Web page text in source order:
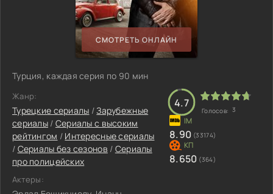
СМОТРЕТЬ ОНЛАЙН
Турция, каждая серия по 90 мин
Жанр:
Турецкие сериалы /Зарубежные
сериалы/ Сериалы с высоким
рейтингом / Интересные сериалы
/ Сериалы без сезонов / Сериалы
про полицейских
Актеры:
4.7
Голосов: 3
8.90 (33174)
8.650 (364)